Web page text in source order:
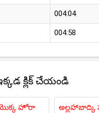
004:04
004:58
క్లిక్ చేయండి
యొక్క హోరా
అల్లహాబాద్కి